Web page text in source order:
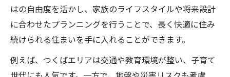
段階別注文住宅ガイドが家族を守る理由
安全で快適な注文住宅のための重要ポイント
注文住宅で快適な住まいを実現する設計の
工夫
はの自由度を活かし、家族のライフスタイルや将来設計
に合わせたプランニングを行うことで、長く快適に住み
続けられる住まいを手に入れることができます。
例えば、つくばエリアは交通や教育環境が整い、子育て